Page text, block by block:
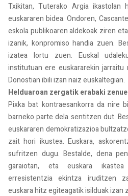
Txikitan, Tuterako Argia
euskararen bidea. Ondoren,
eskola publikoaren aldekoak ziren
izanik, konpromiso handia zuen.
izatea lortu zuen. Euskal
institutuan ere euskararekin jarraitu
Donostian ibili izan naiz euskaltegian.
Helduaroan zergatik erabaki
Pixka bat kontraesankorra da nire
barneko parte dela sentitzen dut.
euskararen demokratizazioa
zait hori ikustea. Euskara,
sufritzen dugu. Bestalde, dena
garaiotan, eta euskara
erresistentzia ekintza iruditzen
euskara hitz egiteagatik isilduak izan